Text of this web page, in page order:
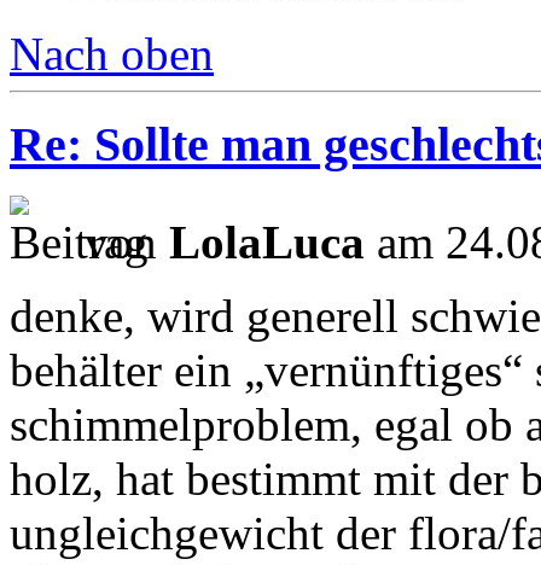
Nach oben
Re: Sollte man
von LolaLuca am
denke, wird generell
behälter ein „vernünftiges“
schimmelproblem, egal ob
holz, hat bestimmt mit der
ungleichgewicht der flora/